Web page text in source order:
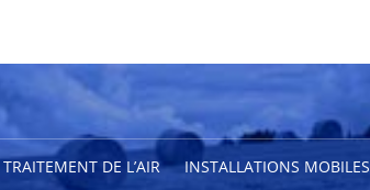
TRAITEMENT DE L’AIR INSTALLATIONS MOBILES